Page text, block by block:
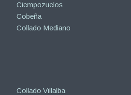
Ciempozuelos
Cobeña
Collado Mediano
Collado Villalba